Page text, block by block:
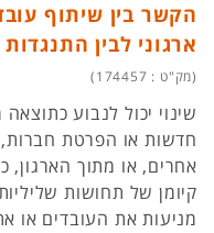
הקשר בין שיתוף
ארגוני לבין
(מק"ט : 174457)
שינוי יכול לנבוע
חדשות או הפרטת חברות,
אחרים, או מתוך הארגון,
קיומן של תחושות
מניעות את העובדים או